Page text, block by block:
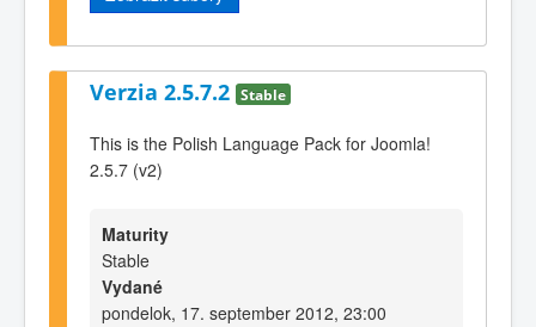
Verzia 2.5.7.2 Stable
This is the Polish Language Pack for Joomla!
2.5.7 (v2)
Maturity
Stable
Vydané
pondelok, 17. september 2012, 23:00